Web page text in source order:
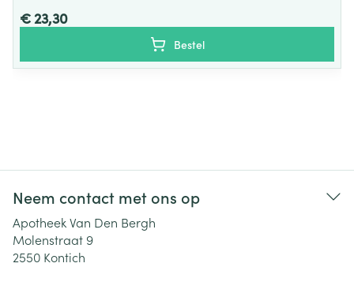
€ 23,30
Bestel
Neem contact met ons op
Apotheek Van Den Bergh
Molenstraat 9
2550 Kontich